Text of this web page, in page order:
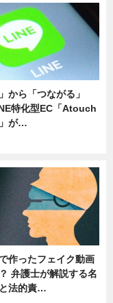
から「つながる」
特化型EC「Atouch
が…
作ったフェイク動画
弁護士が解説する名
法的責…